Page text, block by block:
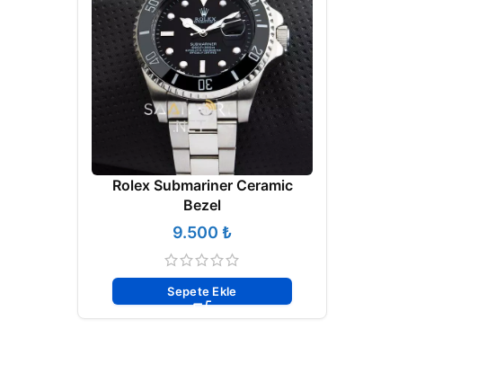
Rolex Submariner Ceramic
Bezel
₺
Sepete Ekle